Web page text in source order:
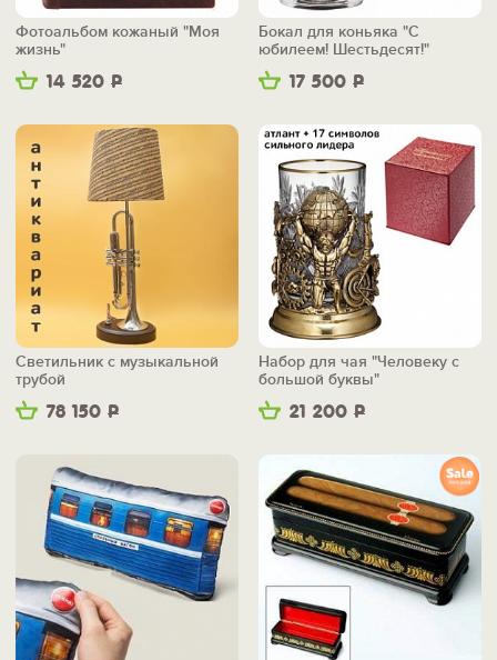
14 520 Р
Фотоальбом кожаный "Моя
жизнь"
17 500 Р
Бокал для коньяка "С
юбилеем! Шестьдесят!"
78 150 Р
Светильник с музыкальной
трубой
21 200 Р
Набор для чая "Человеку с
большой буквы"